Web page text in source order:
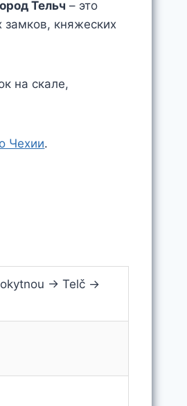
Тельч – это
замков, княжеских
Чехии.
→ Telč →